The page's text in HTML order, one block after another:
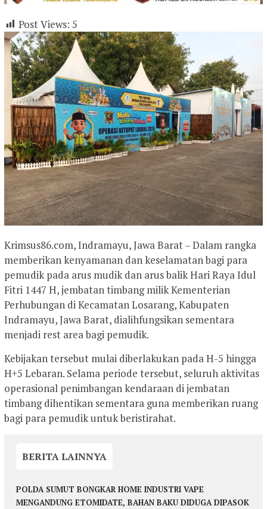
Post Views: 5
Krimsus86.com, Indramayu, Jawa Barat – Dalam rangka
memberikan kenyamanan dan keselamatan bagi para
pemudik pada arus mudik dan arus balik Hari Raya Idul
Fitri 1447 H, jembatan timbang milik Kementerian
Perhubungan di Kecamatan Losarang, Kabupaten
Indramayu, Jawa Barat, dialihfungsikan sementara
menjadi rest area bagi pemudik.
Kebijakan tersebut mulai diberlakukan pada H-5 hingga
H+5 Lebaran. Selama periode tersebut, seluruh aktivitas
operasional penimbangan kendaraan di jembatan
timbang dihentikan sementara guna memberikan ruang
bagi para pemudik untuk beristirahat.
BERITA LAINNYA
POLDA SUMUT BONGKAR HOME INDUSTRI VAPE
MENGANDUNG ETOMIDATE, BAHAN BAKU DIDUGA DIPASOK